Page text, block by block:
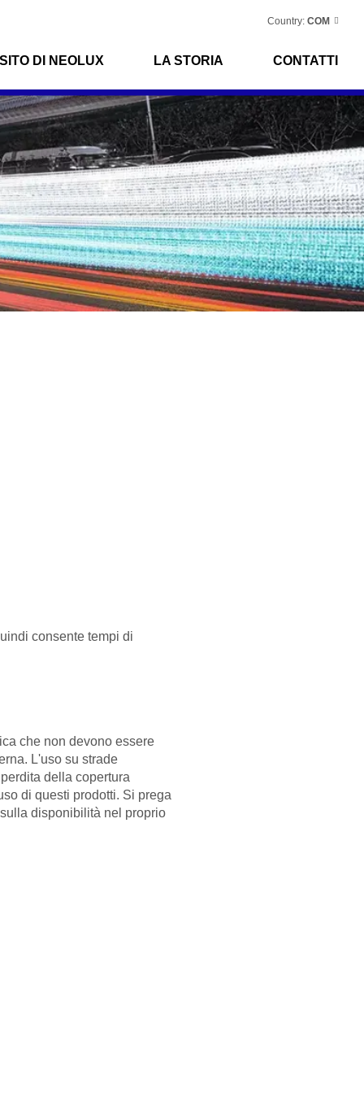
Country: COM
DI NEOLUX LA STORIA CONTATTI
consente tempi di
che non devono essere
L'uso su strade
della copertura
di questi prodotti. Si prega
disponibilità nel proprio